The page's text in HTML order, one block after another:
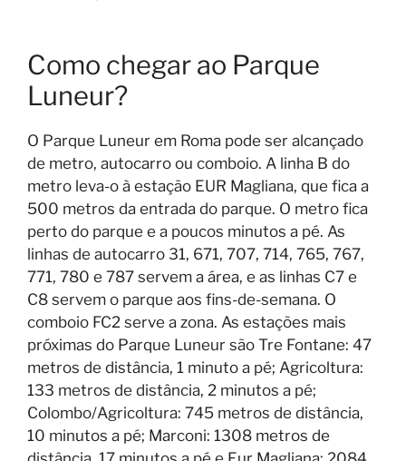
Como chegar ao Parque
Luneur?
O Parque Luneur em Roma pode ser alcançado
de metro, autocarro ou comboio. A linha B do
metro leva-o à estação EUR Magliana, que fica a
500 metros da entrada do parque. O metro fica
perto do parque e a poucos minutos a pé. As
linhas de autocarro 31, 671, 707, 714, 765, 767,
771, 780 e 787 servem a área, e as linhas C7 e
C8 servem o parque aos fins-de-semana. O
comboio FC2 serve a zona. As estações mais
próximas do Parque Luneur são Tre Fontane: 47
metros de distância, 1 minuto a pé; Agricoltura:
133 metros de distância, 2 minutos a pé;
Colombo/Agricoltura: 745 metros de distância,
10 minutos a pé; Marconi: 1308 metros de